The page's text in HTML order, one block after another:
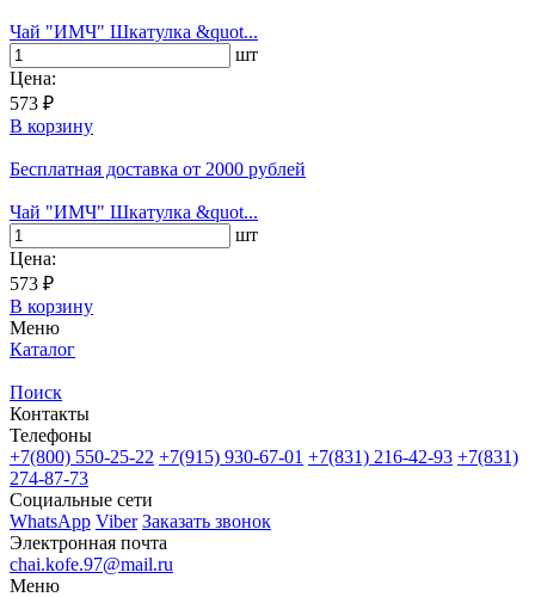
Чай "ИМЧ" Шкатулка &quot...
шт
Цена:
573 ₽
В корзину
Бесплатная доставка от 2000 рублей
Чай "ИМЧ" Шкатулка &quot...
шт
Цена:
573 ₽
В корзину
Меню
Каталог
Поиск
Контакты
Телефоны
+7(800) 550-25-22 +7(915) 930-67-01 +7(831) 216-42-93 +7(831)
274-87-73
Социальные сети
WhatsApp Viber Заказать звонок
Электронная почта
chai.kofe.97@mail.ru
Меню